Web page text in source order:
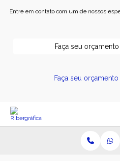
Entre em contato com um de nossos
Faça seu
Faça seu